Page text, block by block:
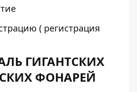
( регистрация
ГИГАНТСКИХ
ФОНАРЕЙ